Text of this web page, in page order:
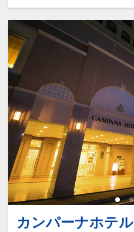
カンパーナホテル